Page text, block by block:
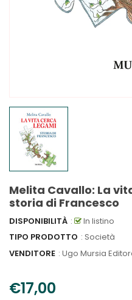
Melita Cavallo: La
storia di Francesco
DISPONIBILITÀ :
In listino
TIPO PRODOTTO : Società
VENDITORE : Ugo Mursia
€17,00